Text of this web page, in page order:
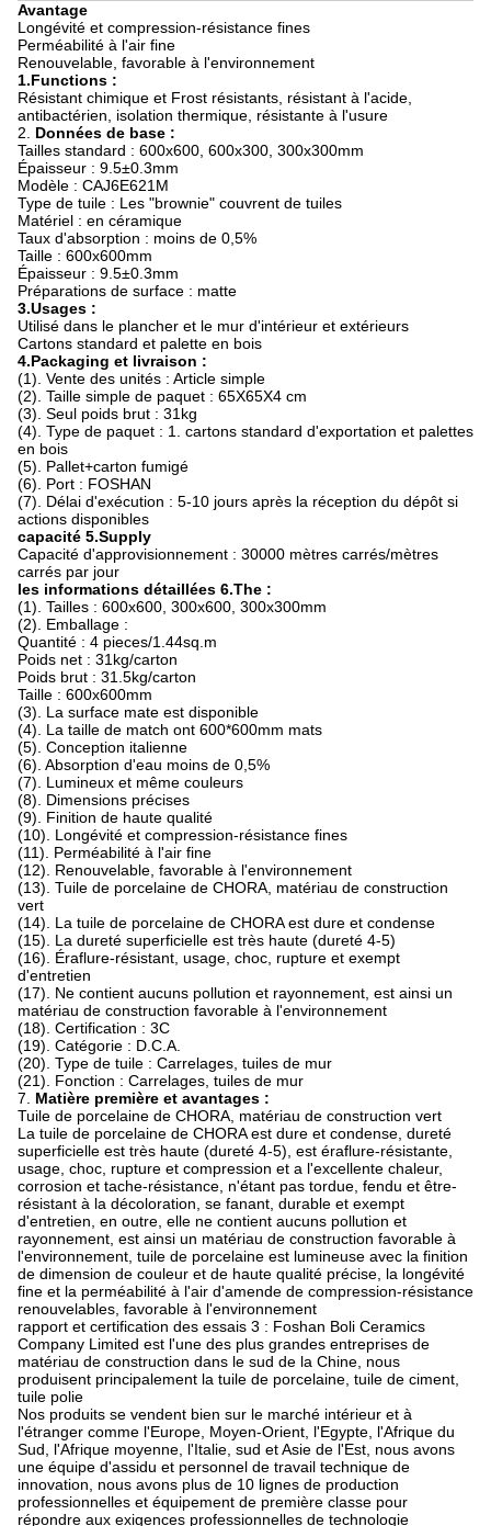
Avantage
Longévité et compression-résistance fines
Perméabilité à l'air fine
Renouvelable, favorable à l'environnement
1.Functions :
Résistant chimique et Frost résistants, résistant à l'acide,
antibactérien, isolation thermique, résistante à l'usure
2. Données de base :
Tailles standard : 600x600, 600x300, 300x300mm
Épaisseur : 9.5±0.3mm
Modèle : CAJ6E621M
Type de tuile : Les "brownie" couvrent de tuiles
Matériel : en céramique
Taux d'absorption : moins de 0,5%
Taille : 600x600mm
Épaisseur : 9.5±0.3mm
Préparations de surface : matte
3.Usages :
Utilisé dans le plancher et le mur d'intérieur et extérieurs
Cartons standard et palette en bois
4.Packaging et livraison :
(1). Vente des unités : Article simple
(2). Taille simple de paquet : 65X65X4 cm
(3). Seul poids brut : 31kg
(4). Type de paquet : 1. cartons standard d'exportation et palettes
en bois
(5). Pallet+carton fumigé
(6). Port : FOSHAN
(7). Délai d'exécution : 5-10 jours après la réception du dépôt si
actions disponibles
capacité 5.Supply
Capacité d'approvisionnement : 30000 mètres carrés/mètres
carrés par jour
les informations détaillées 6.The :
(1). Tailles : 600x600, 300x600, 300x300mm
(2). Emballage :
Quantité : 4 pieces/1.44sq.m
Poids net : 31kg/carton
Poids brut : 31.5kg/carton
Taille : 600x600mm
(3). La surface mate est disponible
(4). La taille de match ont 600*600mm mats
(5). Conception italienne
(6). Absorption d'eau moins de 0,5%
(7). Lumineux et même couleurs
(8). Dimensions précises
(9). Finition de haute qualité
(10). Longévité et compression-résistance fines
(11). Perméabilité à l'air fine
(12). Renouvelable, favorable à l'environnement
(13). Tuile de porcelaine de CHORA, matériau de construction
vert
(14). La tuile de porcelaine de CHORA est dure et condense
(15). La dureté superficielle est très haute (dureté 4-5)
(16). Éraflure-résistant, usage, choc, rupture et exempt
d'entretien
(17). Ne contient aucuns pollution et rayonnement, est ainsi un
matériau de construction favorable à l'environnement
(18). Certification : 3C
(19). Catégorie : D.C.A.
(20). Type de tuile : Carrelages, tuiles de mur
(21). Fonction : Carrelages, tuiles de mur
7. Matière première et avantages :
Tuile de porcelaine de CHORA, matériau de construction vert
La tuile de porcelaine de CHORA est dure et condense, dureté
superficielle est très haute (dureté 4-5), est éraflure-résistante,
usage, choc, rupture et compression et a l'excellente chaleur,
corrosion et tache-résistance, n'étant pas tordue, fendu et être-
résistant à la décoloration, se fanant, durable et exempt
d'entretien, en outre, elle ne contient aucuns pollution et
rayonnement, est ainsi un matériau de construction favorable à
l'environnement, tuile de porcelaine est lumineuse avec la finition
de dimension de couleur et de haute qualité précise, la longévité
fine et la perméabilité à l'air d'amende de compression-résistance
renouvelables, favorable à l'environnement
rapport et certification des essais 3 : Foshan Boli Ceramics
Company Limited est l'une des plus grandes entreprises de
matériau de construction dans le sud de la Chine, nous
produisent principalement la tuile de porcelaine, tuile de ciment,
tuile polie
Nos produits se vendent bien sur le marché intérieur et à
l'étranger comme l'Europe, Moyen-Orient, l'Egypte, l'Afrique du
Sud, l'Afrique moyenne, l'Italie, sud et Asie de l'Est, nous avons
une équipe d'assidu et personnel de travail technique de
innovation, nous avons plus de 10 lignes de production
professionnelles et équipement de première classe pour
répondre aux exigences professionnelles de technologie